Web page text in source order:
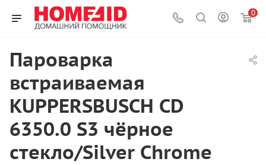
0
Пароварка
встраиваемая
KUPPERSBUSCH CD
6350.0 S3 чёрное
стекло/Silver Chrome